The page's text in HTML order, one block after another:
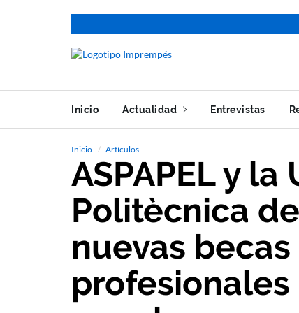
Inicio Actualidad Entrevistas
Inicio Artículos
ASPAPEL y
Politècnica
nuevas